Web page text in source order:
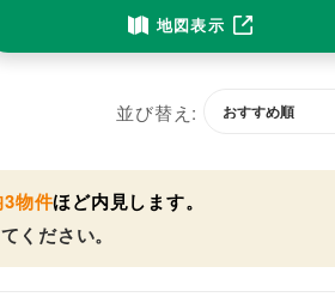
地図表示
並び替え:
3物件ほど内見します。
ください。